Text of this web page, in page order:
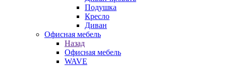
Подушка
Кресло
Диван
Офисная мебель
Назад
Офисная мебель
WAVE